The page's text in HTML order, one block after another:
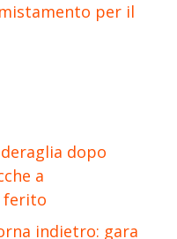
per il
dopo
a
ferito
indietro: gara